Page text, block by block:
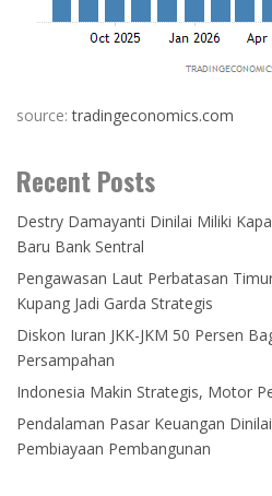
source:tradingeconomics.com
Recent Posts
Destry Damayanti Dinilai Miliki
Baru Bank Sentral
Pengawasan Laut Perbatasan
Kupang Jadi Garda Strategis
Diskon Iuran JKK-JKM 50 Persen
Persampahan
Indonesia Makin Strategis, Motor
Pendalaman Pasar Keuangan
Pembiayaan Pembangunan